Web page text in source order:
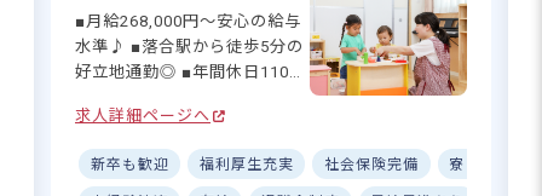
働けます◎ 産休育休の実績も
あり、ライフステージの変化
にも柔軟に対応。社会保険完
なキャリア形成がしやすい環
れているので、あなたの頑張
りや成長をしっかり評価しま
年休120日でしっかり休みつつ、
長期的なキャリアを築きやすい環
■月給268,000円～安心の給与
水準♪ ■落合駅から徒歩5分の
好立地通勤◎ ■年間休日110日
に応じた手当や家賃補助あ
り！ ーー【子どもたちの「自
分らしく」を支える保育園】
求人詳細ページへ
新卒も歓迎 福利厚生充実 社会保険完備 寮・住宅・